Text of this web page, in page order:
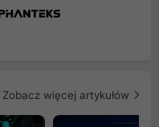
Zobacz więcej artykułów